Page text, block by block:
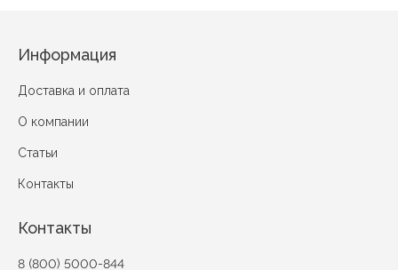
Информация
Доставка и оплата
О компании
Статьи
Контакты
Контакты
8 (800) 5000-844